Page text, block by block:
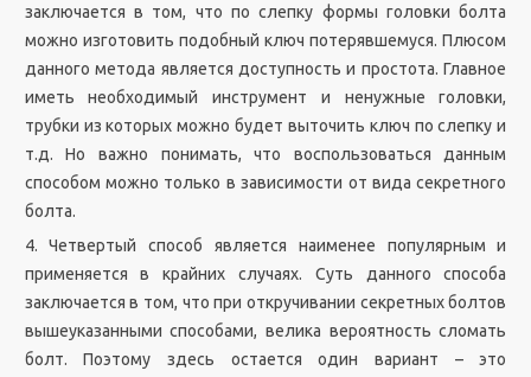
заключается в том, что по слепку формы головки болта
можно изготовить подобный ключ потерявшемуся. Плюсом
данного метода является доступность и простота. Главное
иметь необходимый инструмент и ненужные головки,
трубки из которых можно будет выточить ключ по слепку и
т.д. Но важно понимать, что воспользоваться данным
способом можно только в зависимости от вида секретного
болта.
4. Четвертый способ является наименее популярным и
применяется в крайних случаях. Суть данного способа
заключается в том, что при откручивании секретных болтов
вышеуказанными способами, велика вероятность сломать
болт. Поэтому здесь остается один вариант – это